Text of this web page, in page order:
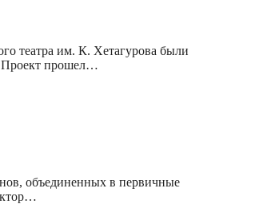
театра им. К. Хетагурова были
Проект прошел…
объединенных в первичные